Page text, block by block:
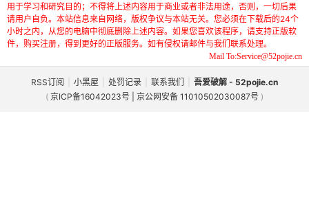
用于学习和研究目的；不得将上述内容用于商业或者非法用途，否则，一切后果
请用户自负。本站信息来自网络，版权争议与本站无关。您必须在下载后的24个
小时之内，从您的电脑中彻底删除上述内容。如果您喜欢该程序，请支持正版软
件，购买注册，得到更好的正版服务。如有侵权请邮件与我们联系处理。
Mail To:Service@52pojie.cn
RSS订阅 小黑屋 处罚记录 联系我们
吾爱破解 - 52pojie.cn
( 京ICP备16042023号 | 京公网安备 11010502030087号 )